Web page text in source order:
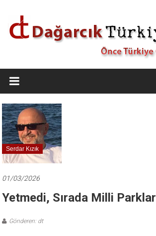
Dağarcık
Türkiye
Önce
Türkiye
Cumhuriyeti…
Serdar Kızık
01/03/2026
Yetmedi, Sırada Milli Parklar
Gönderen: dt